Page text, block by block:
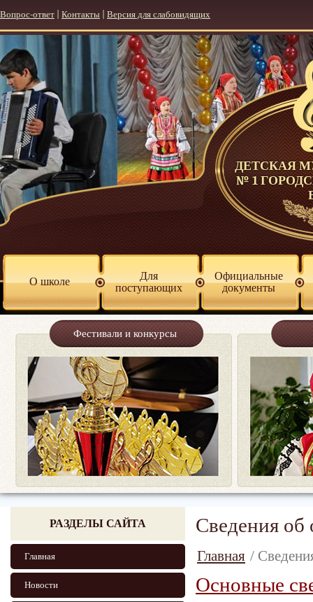
ДЕТСКАЯ
№ 1
Вопрос-ответ Контакты Версия для слабовидящих
О школе
Для
поступающих
Официальные
документы
Фестивали и конкурсы
РАЗДЕЛЫ САЙТА
Главная
Новости
Сведения об
Главная /
Основные